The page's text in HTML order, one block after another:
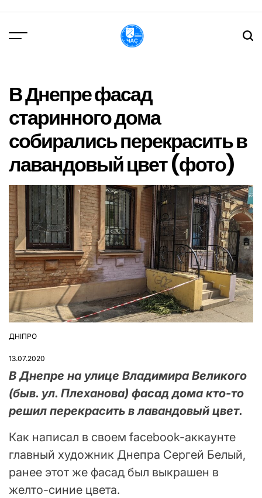
вмісту
В Днепре фасад
старинного дома
собирались перекрасить в
лавандовый цвет (фото)
ОПУБЛІКУВАТИ
ДНІПРО
13.07.2020
В Днепре на улице Владимира Великого
(быв. ул. Плеханова) фасад дома кто-то
решил перекрасить в лавандовый цвет.
Как написал в своем facebook-аккаунте
главный художник Днепра Сергей Белый,
ранее этот же фасад был выкрашен в
желто-синие цвета.